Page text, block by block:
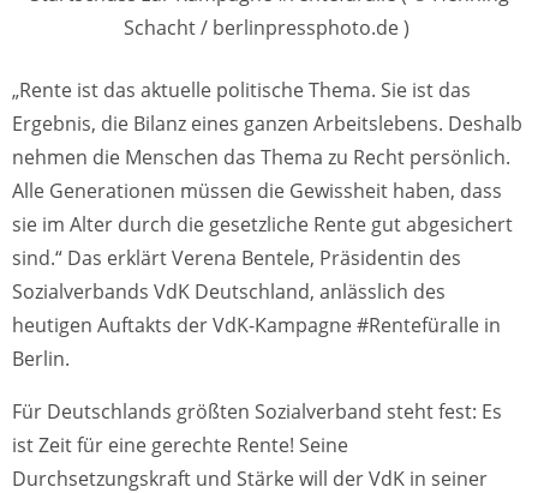
Schacht / berlinpressphoto.de )
„Rente ist das aktuelle politische Thema. Sie ist das
Ergebnis, die Bilanz eines ganzen Arbeitslebens. Deshalb
nehmen die Menschen das Thema zu Recht persönlich.
Alle Generationen müssen die Gewissheit haben, dass
sie im Alter durch die gesetzliche Rente gut abgesichert
sind.“ Das erklärt Verena Bentele, Präsidentin des
Sozialverbands VdK Deutschland, anlässlich des
heutigen Auftakts der VdK-Kampagne #Rentefüralle in
Berlin.
Für Deutschlands größten Sozialverband steht fest: Es
ist Zeit für eine gerechte Rente! Seine
Durchsetzungskraft und Stärke will der VdK in seiner